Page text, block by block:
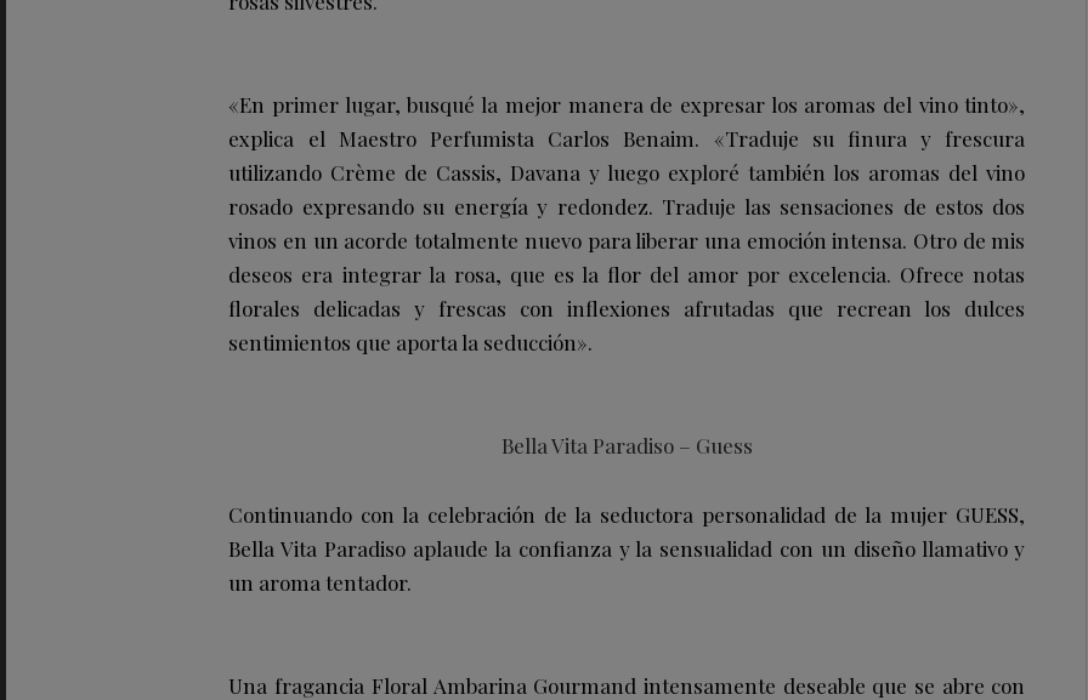
«En primer lugar, busqué la mejor manera de expresar los aromas del vino tinto»,
explica el Maestro Perfumista Carlos Benaim. «Traduje su finura y frescura
utilizando Crème de Cassis, Davana y luego exploré también los aromas del vino
rosado expresando su energía y redondez. Traduje las sensaciones de estos dos
vinos en un acorde totalmente nuevo para liberar una emoción intensa. Otro de mis
deseos era integrar la rosa, que es la flor del amor por excelencia. Ofrece notas
florales delicadas y frescas con inflexiones afrutadas que recrean los dulces
sentimientos que aporta la seducción».
Bella Vita Paradiso – Guess
Continuando con la celebración de la seductora personalidad de la mujer GUESS,
Bella Vita Paradiso aplaude la confianza y la sensualidad con un diseño llamativo y
un aroma tentador.
Una fragancia Floral Ambarina Gourmand intensamente deseable que se abre con